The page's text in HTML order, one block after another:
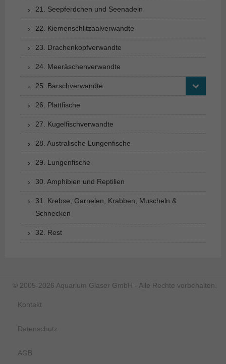
21. Seepferdchen und Seenadeln
22. Kiemenschlitzaalverwandte
23. Drachenkopfverwandte
24. Meeräschenverwandte
25. Barschverwandte
26. Plattfische
27. Kugelfischverwandte
28. Australische Lungenfische
29. Lungenfische
30. Amphibien und Reptilien
31. Krebse, Garnelen, Krabben, Muscheln &
Schnecken
32. Rest
© 2005-2026 Aquarium Glaser GmbH - Alle Rechte vorbehalten.
Kontakt
Datenschutz
AGB